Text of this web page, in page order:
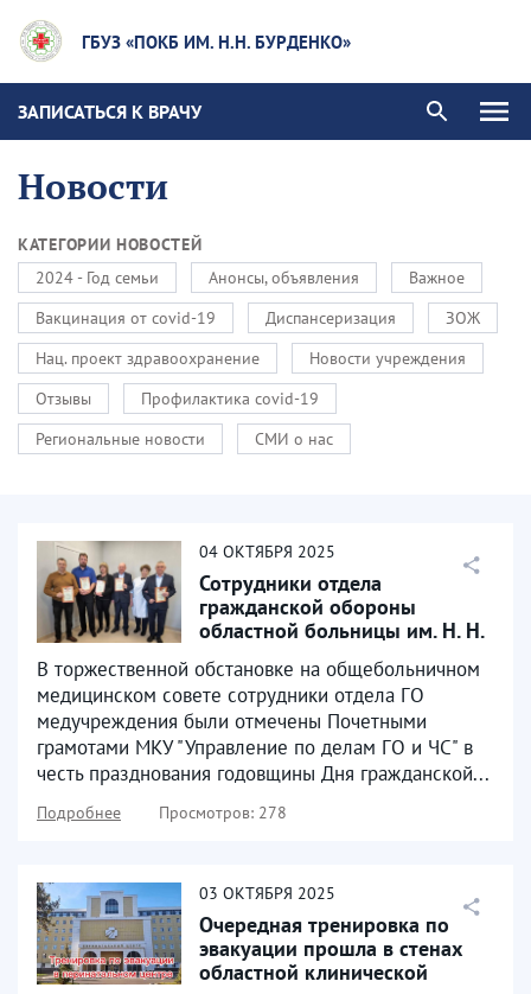
ГБУЗ «ПОКБ ИМ. Н.Н. БУРДЕНКО»
ЗАПИСАТЬСЯ К ВРАЧУ
Новости
КАТЕГОРИИ НОВОСТЕЙ
2024 - Год семьи
Анонсы, объявления
Важное
Вакцинация от covid-19
Диспансеризация
ЗОЖ
Нац. проект здравоохранение
Новости учреждения
Отзывы
Профилактика covid-19
Региональные новости
СМИ о нас
04 ОКТЯБРЯ 2025
Сотрудники отдела
гражданской обороны
областной больницы им. Н. Н.
Бурденко были награждены...
В торжественной обстановке на общебольничном
медицинском совете сотрудники отдела ГО
медучреждения были отмечены Почетными
грамотами МКУ "Управление по делам ГО и ЧС" в
честь празднования годовщины Дня гражданской...
Подробнее Просмотров: 278
03 ОКТЯБРЯ 2025
Очередная тренировка по
эвакуации прошла в стенах
областной клинической